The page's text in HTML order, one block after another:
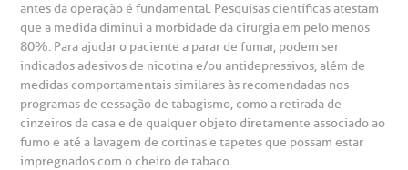
Endereço:
R. Martiniano de Carvalho, 965
CEP: 01323-001 | Bela Vista
Conosco
de Benchmarking
frequentes
antes da operação é fundamental. Pesquisas científicas atestam
que a medida diminui a morbidade da cirurgia em pelo menos
80%. Para ajudar o paciente a parar de fumar, podem ser
indicados adesivos de nicotina e/ou antidepressivos, além de
medidas comportamentais similares às recomendadas nos
programas de cessação de tabagismo, como a retirada de
cinzeiros da casa e de qualquer objeto diretamente associado ao
fumo e até a lavagem de cortinas e tapetes que possam estar
impregnados com o cheiro de tabaco.